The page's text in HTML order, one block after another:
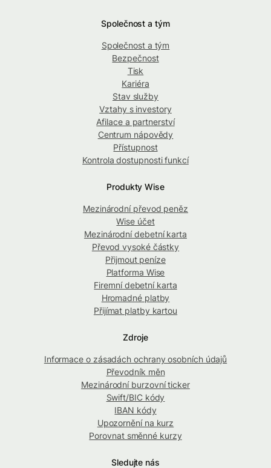
Společnost a tým
Společnost a tým
Bezpečnost
Tisk
Kariéra
Stav služby
Vztahy s investory
Afilace a partnerství
Centrum nápovědy
Přístupnost
Kontrola dostupnosti funkcí
Produkty Wise
Mezinárodní převod peněz
Wise účet
Mezinárodní debetní karta
Převod vysoké částky
Přijmout peníze
Platforma Wise
Firemní debetní karta
Hromadné platby
Přijímat platby kartou
Zdroje
Informace o zásadách ochrany osobních údajů
Převodník měn
Mezinárodní burzovní ticker
Swift/BIC kódy
IBAN kódy
Upozornění na kurz
Porovnat směnné kurzy
Sledujte nás